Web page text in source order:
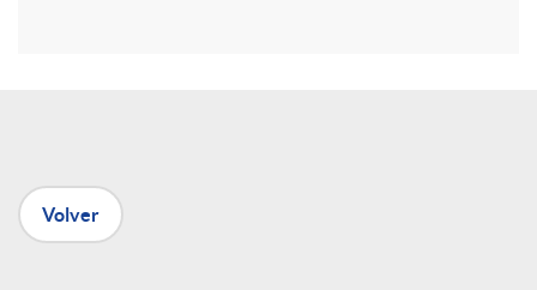
nVolver